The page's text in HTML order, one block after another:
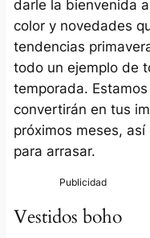
darle la bienvenida
color y novedades
tendencias
todo un ejemplo de
temporada.
convertirán en tus
próximos meses,
para arrasar.
Vestidos boho